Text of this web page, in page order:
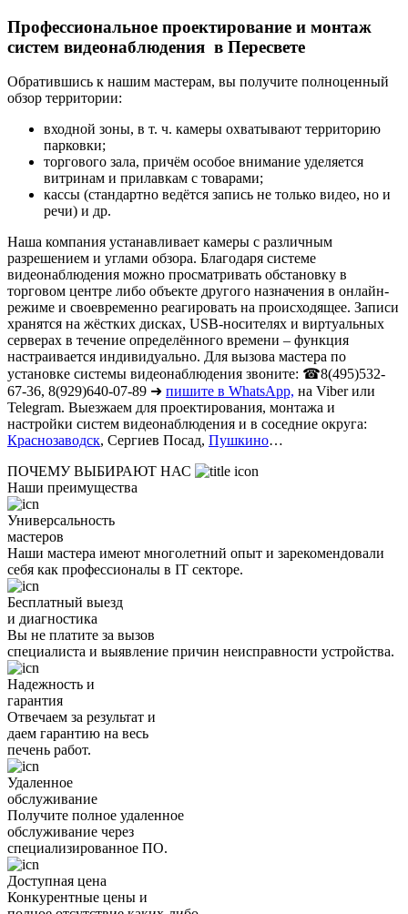
Профессиональное проектирование и монтаж
систем видеонаблюдения в Пересвете
Обратившись к нашим мастерам, вы получите полноценный
обзор территории:
входной зоны, в т. ч. камеры охватывают территорию
парковки;
торгового зала, причём особое внимание уделяется
витринам и прилавкам с товарами;
кассы (стандартно ведётся запись не только видео, но и
речи) и др.
Наша компания устанавливает камеры с различным
разрешением и углами обзора. Благодаря системе
видеонаблюдения можно просматривать обстановку в
торговом центре либо объекте другого назначения в онлайн-
режиме и своевременно реагировать на происходящее. Записи
хранятся на жёстких дисках, USB-носителях и виртуальных
серверах в течение определённого времени – функция
настраивается индивидуально. Для вызова мастера по
установке системы видеонаблюдения звоните: ☎8(495)532-
67-36, 8(929)640-07-89 ➜ пишите в WhatsApp, на Viber или
Telegram. Выезжаем для проектирования, монтажа и
настройки систем видеонаблюдения и в соседние округа:
Краснозаводск, Сергиев Посад, Пушкино…
ПОЧЕМУ ВЫБИРАЮТ НАС
Наши преимущества
Универсальность
мастеров
Наши мастера имеют многолетний опыт и зарекомендовали
себя как профессионалы в IT секторе.
Бесплатный выезд
и диагностика
Вы не платите за вызов
специалиста и выявление причин неисправности устройства.
Надежность и
гарантия
Отвечаем за результат и
даем гарантию на весь
печень работ.
Удаленное
обслуживание
Получите полное удаленное
обслуживание через
специализированное ПО.
Доступная цена
Конкурентные цены и